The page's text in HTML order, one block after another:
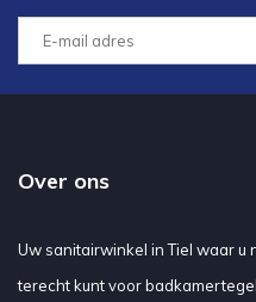
Over ons
Uw sanitairwinkel in Tiel waar u
terecht kunt voor